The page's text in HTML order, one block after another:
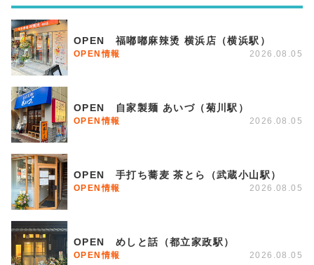
OPEN 福嘟嘟麻辣烫 横浜店（横浜駅）
OPEN情報 2026.08.05
OPEN 自家製麺 あいづ（菊川駅）
OPEN情報 2026.08.05
OPEN 手打ち蕎麦 茶とら（武蔵小山駅）
OPEN情報 2026.08.05
OPEN めしと話（都立家政駅）
OPEN情報 2026.08.05